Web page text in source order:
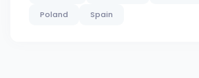
Poland
Spain